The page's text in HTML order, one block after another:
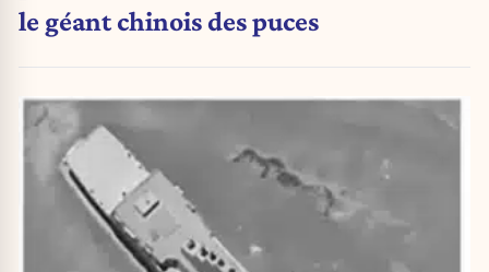
le géant chinois des puces